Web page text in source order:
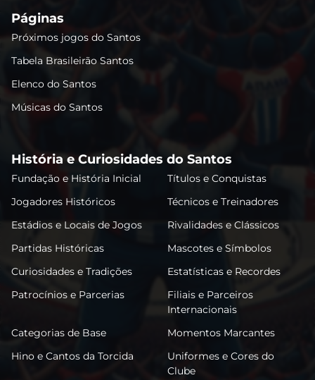
Páginas
Próximos jogos do Santos
Tabela Brasileirão Santos
Elenco do Santos
Músicas do Santos
História e Curiosidades do Santos
Fundação e História Inicial
Títulos e Conquistas
Jogadores Históricos
Técnicos e Treinadores
Estádios e Locais de Jogos
Rivalidades e Clássicos
Partidas Históricas
Mascotes e Símbolos
Curiosidades e Tradições
Estatísticas e Recordes
Patrocínios e Parcerias
Filiais e Parceiros
Internacionais
Categorias de Base
Momentos Marcantes
Hino e Cantos da Torcida
Uniformes e Cores do
Clube